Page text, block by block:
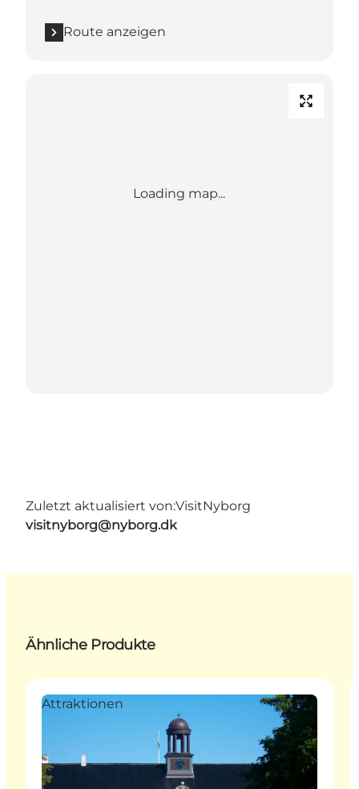
Route anzeigen
Loading map...
Zuletzt aktualisiert von:VisitNyborg
visitnyborg@nyborg.dk
Ähnliche Produkte
Attraktionen